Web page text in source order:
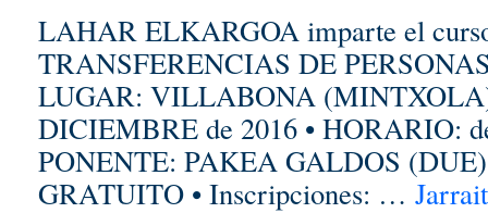
LAHAR ELKARGOA imparte el
TRANSFERENCIAS DE
LUGAR: VILLABONA
DICIEMBRE de 2016 • HORARIO:
PONENTE: PAKEA GALDOS
GRATUITO • Inscripciones: …